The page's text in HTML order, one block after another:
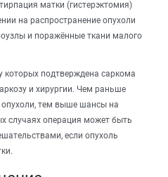
матки (гистерэктомия)
на распространение опухоли
и поражённые ткани малого
подтверждена саркома
и хирургии. Чем раньше
тем выше шансы на
случаях операция может быть
если опухоль